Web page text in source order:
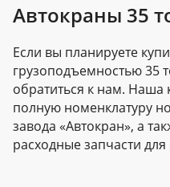
Автокраны 35
Если вы планируете
грузоподъемностью 35
обратиться к нам. Наша
полную номенклатуру
завода «Автокран», а
расходные запчасти